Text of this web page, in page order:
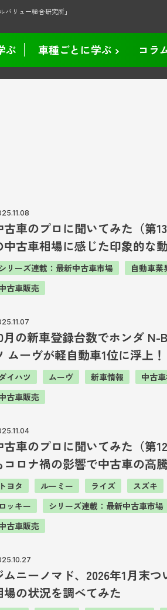
リュー総合研究所」
ぶ 車種ごとに学ぶ コラ
古車のプロに聞いてみた（第
中古車相場に感じた印象的な
リーズ連載：最新中古車市場 自動車業
古車販売
月の新車登録台数でホンダ N-
ムーヴが軽自動車1位に浮上！
ダイハツ ムーヴ 新車情報 中古
古車販売
古車のプロに聞いてみた（第
コロナ禍の影響で中古車の高
トヨタ ルーミー ライズ スズキ
ロッキー
シリーズ連載：最新中古車市場
古車販売
ムニーノマド、2026年1月末
場の状況を調べてみた